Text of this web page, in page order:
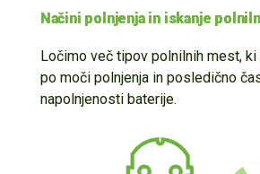
Načini polnjenja in iskanje
Ločimo več tipov polnilnih mest,
po moči polnjenja in posledično
napolnjenosti baterije.